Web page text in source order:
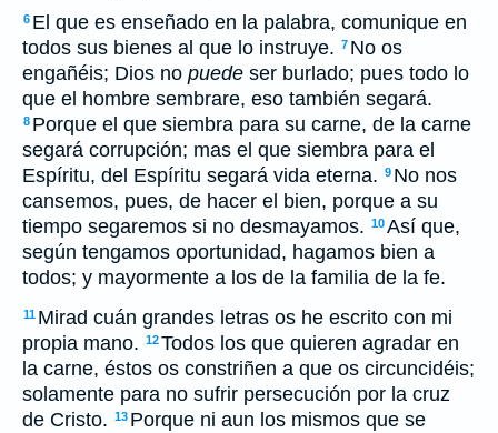
6 El que es enseñado en la palabra, comunique en
todos sus bienes al que lo instruye. 7 No os
engañéis; Dios no puede ser burlado; pues todo lo
que el hombre sembrare, eso también segará.
8 Porque el que siembra para su carne, de la carne
segará corrupción; mas el que siembra para el
Espíritu, del Espíritu segará vida eterna. 9 No nos
cansemos, pues, de hacer el bien, porque a su
tiempo segaremos si no desmayamos. 10Así que,
según tengamos oportunidad, hagamos bien a
todos; y mayormente a los de la familia de la fe.
11 Mirad cuán grandes letras os he escrito con mi
propia mano. 12Todos los que quieren agradar en
la carne, éstos os constriñen a que os circuncidéis;
solamente para no sufrir persecución por la cruz
de Cristo. 13 Porque ni aun los mismos que se